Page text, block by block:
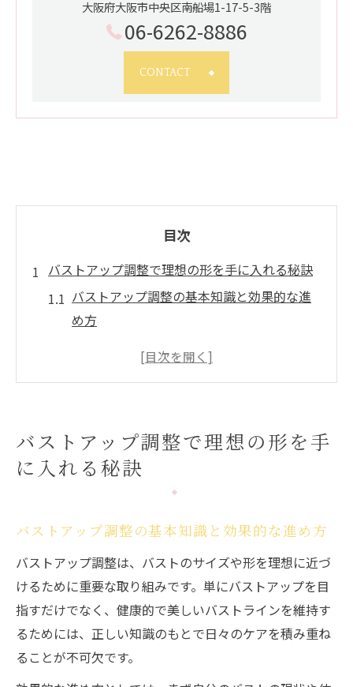
大阪府大阪市中央区南船場1-17-5-3階
06-6262-8886
CONTACT
目次
バストアップ調整で理想の形を手に入れる秘訣
バストアップ調整の基本知識と効果的な進
め方
バストアップ調整で叶う美しいバストの条
バストアップのための正しいセルフケアポ
イント
バストアップ調整で理想サイズへ近づくコ
豆乳でバストアップ効果を高める飲み方の
豆乳のバストアップ実感に必要な習慣とは
バストアップに豆乳を選ぶ際のポイント解
バストアップ調整で理想の形を手
に入れる秘訣
バストアップ調整の基本知識と効果的な進め方
バストアップ調整は、バストのサイズや形を理想に近づ
けるために重要な取り組みです。単にバストアップを目
指すだけでなく、健康的で美しいバストラインを維持す
るためには、正しい知識のもとで日々のケアを積み重ね
ることが不可欠です。